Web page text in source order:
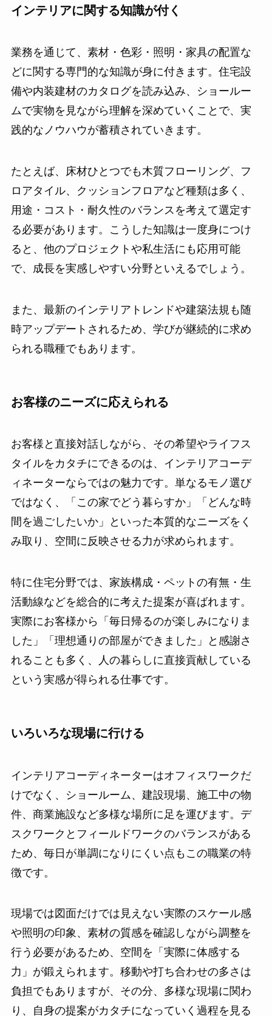
インテリアに関する知識が付く
業務を通じて、素材・色彩・照明・家具の配置な
どに関する専門的な知識が身に付きます。住宅設
備や内装建材のカタログを読み込み、ショールー
ムで実物を見ながら理解を深めていくことで、実
践的なノウハウが蓄積されていきます。
たとえば、床材ひとつでも木質フローリング、フ
ロアタイル、クッションフロアなど種類は多く、
用途・コスト・耐久性のバランスを考えて選定す
る必要があります。こうした知識は一度身につけ
ると、他のプロジェクトや私生活にも応用可能
で、成長を実感しやすい分野といえるでしょう。
また、最新のインテリアトレンドや建築法規も随
時アップデートされるため、学びが継続的に求め
られる職種でもあります。
お客様のニーズに応えられる
お客様と直接対話しながら、その希望やライフス
タイルをカタチにできるのは、インテリアコーデ
ィネーターならではの魅力です。単なるモノ選び
ではなく、「この家でどう暮らすか」「どんな時
間を過ごしたいか」といった本質的なニーズをく
み取り、空間に反映させる力が求められます。
特に住宅分野では、家族構成・ペットの有無・生
活動線などを総合的に考えた提案が喜ばれます。
実際にお客様から「毎日帰るのが楽しみになりま
した」「理想通りの部屋ができました」と感謝さ
れることも多く、人の暮らしに直接貢献している
という実感が得られる仕事です。
いろいろな現場に行ける
インテリアコーディネーターはオフィスワークだ
けでなく、ショールーム、建設現場、施工中の物
件、商業施設など多様な場所に足を運びます。デ
スクワークとフィールドワークのバランスがある
ため、毎日が単調になりにくい点もこの職業の特
徴です。
現場では図面だけでは見えない実際のスケール感
や照明の印象、素材の質感を確認しながら調整を
行う必要があるため、空間を「実際に体感する
力」が鍛えられます。移動や打ち合わせの多さは
負担でもありますが、その分、多様な現場に関わ
り、自身の提案がカタチになっていく過程を見る